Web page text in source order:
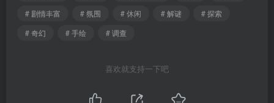
# 剧情丰富
# 氛围 # 休闲 # 解谜
# 探索
# 奇幻
# 手绘 # 调查
喜欢就支持一下吧